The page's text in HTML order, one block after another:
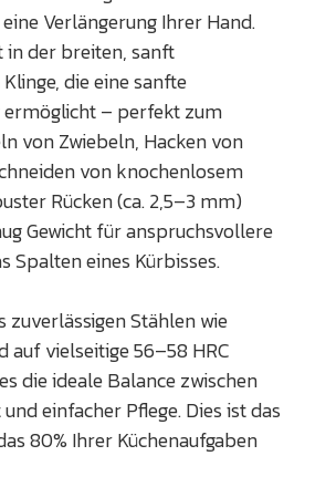
Verlängerung Ihrer Hand.
in der breiten, sanft
die eine sanfte
ermöglicht – perfekt zum
von Zwiebeln, Hacken von
von knochenlosem
Rücken (ca. 2,5–3 mm)
Gewicht für anspruchsvollere
Spalten eines Kürbisses.
zuverlässigen Stählen wie
auf vielseitige 56–58 HRC
die ideale Balance zwischen
einfacher Pflege. Dies ist das
80% Ihrer Küchenaufgaben